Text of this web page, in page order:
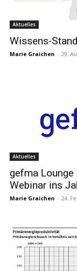
Aktuelles
Wissens-
Marie Graichen - 29.
Aktuelles
gefma
Webinar ins
Marie Graichen - 24.